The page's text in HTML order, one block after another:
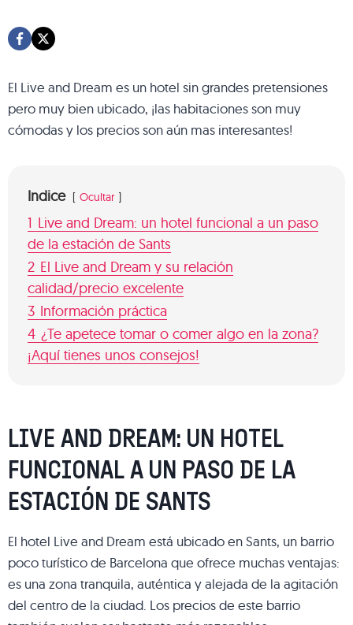
El Live and Dream es un hotel sin grandes pretensiones
pero muy bien ubicado, ¡las habitaciones son muy
cómodas y los precios son aún mas interesantes!
Indice Ocultar
1 Live and Dream: un hotel funcional a un paso
de la estación de Sants
2 El Live and Dream y su relación
calidad/precio excelente
3 Información práctica
4 ¿Te apetece tomar o comer algo en la zona?
¡Aquí tienes unos consejos!
LIVE AND DREAM: UN HOTEL
FUNCIONAL A UN PASO DE LA
ESTACIÓN DE SANTS
El hotel Live and Dream está ubicado en Sants, un barrio
poco turístico de Barcelona que ofrece muchas ventajas:
es una zona tranquila, auténtica y alejada de la agitación
del centro de la ciudad. Los precios de este barrio